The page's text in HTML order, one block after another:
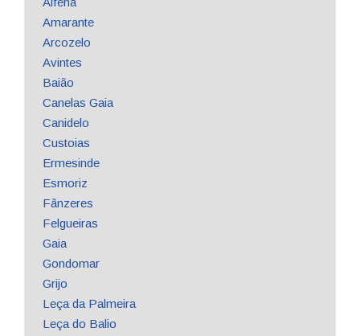
Amarante
Arcozelo
Avintes
Baião
Canelas Gaia
Canidelo
Custoias
Ermesinde
Esmoriz
Fânzeres
Felgueiras
Gaia
Gondomar
Grijo
Leça da Palmeira
Leça do Balio